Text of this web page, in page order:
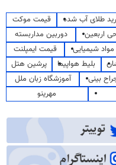
طلای آب شده
قیمت موکت
اربعین
دوربین مداربسته
شیمیایی
قیمت ایمپلنت
بلیط هواپیما
پرشین هتل
بینی
آموزشگاه زبان ملل
مهرینو